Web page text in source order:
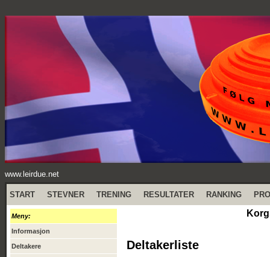
www.leirdue.net
START STEVNER TRENING RESULTATER RANKING
Meny:
Informasjon
Deltakere Deltakerliste